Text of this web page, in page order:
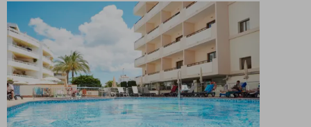
tuin met
groot
zwembad